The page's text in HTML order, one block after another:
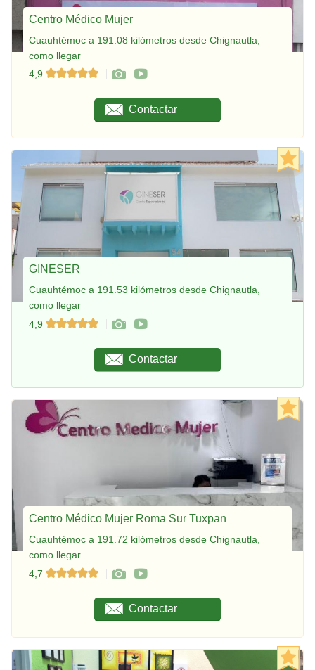
Centro Médico Mujer
Cuauhtémoc a 191.08 kilómetros desde Chignautla,
como llegar
4,9
Contactar
GINESER
Cuauhtémoc a 191.53 kilómetros desde Chignautla,
como llegar
4,9
Contactar
Centro Médico Mujer Roma Sur Tuxpan
Cuauhtémoc a 191.72 kilómetros desde Chignautla,
como llegar
4,7
Contactar